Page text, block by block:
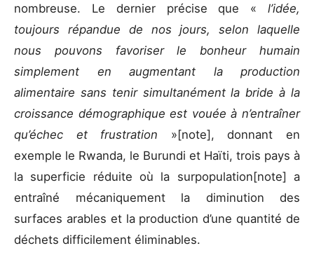
nombreuse. Le dernier précise que « l’idée,
toujours répandue de nos jours, selon laquelle
nous pouvons favoriser le bonheur humain
simplement en augmentant la production
alimentaire sans tenir simultanément la bride à la
croissance démographique est vouée à n’entraîner
qu’échec et frustration »[note], donnant en
exemple le Rwanda, le Burundi et Haïti, trois pays à
la superficie réduite où la surpopulation[note] a
entraîné mécaniquement la diminution des
surfaces arables et la production d’une quantité de
déchets difficilement éliminables.